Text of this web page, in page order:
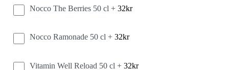
Nocco The Berries 50 cl + 32kr
Nocco Ramonade 50 cl + 32kr
Vitamin Well Reload 50 cl + 32kr